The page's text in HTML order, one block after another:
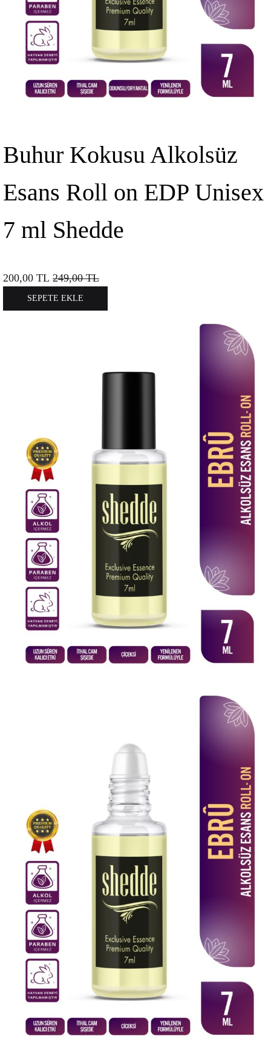
Buhur Kokusu Alkolsüz
Esans Roll on EDP Unisex
7 ml Shedde
200,00 TL 249,00TL
SEPETE EKLE